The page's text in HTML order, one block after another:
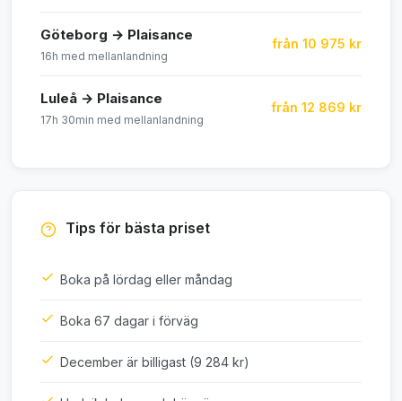
Göteborg → Plaisance
16h med mellanlandning
från 10 975 kr
Luleå → Plaisance
17h 30min med mellanlandning
från 12 869 kr
Tips för bästa priset
Boka på lördag eller måndag
Boka 67 dagar i förväg
December är billigast (9 284 kr)